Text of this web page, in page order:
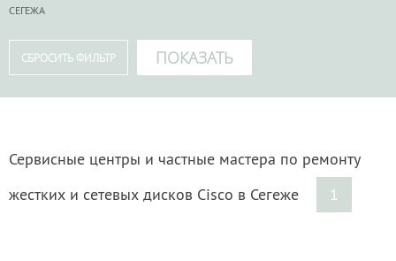
СЕГЕЖА
Сервисные центры и частные мастера по ремонту
жестких и сетевых дисков Cisco в Сегеже
1